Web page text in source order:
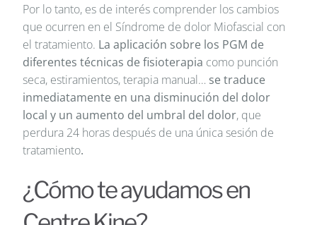
Por lo tanto, es de interés comprender los cambios
que ocurren en el Síndrome de dolor Miofascial con
el tratamiento. La aplicación sobre los PGM de
diferentes técnicas de fisioterapia como punción
seca, estiramientos, terapia manual… se traduce
inmediatamente en una disminución del dolor
local y un aumento del umbral del dolor, que
perdura 24 horas después de una única sesión de
tratamiento.
¿Cómo te ayudamos en